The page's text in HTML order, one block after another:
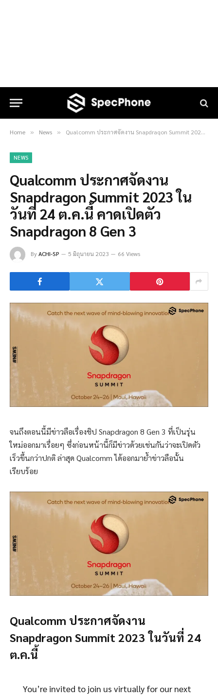
Home » News » Qualcomm ประกาศจัดงาน Snapdragon Summit 2023 ในวันที่ 24 ต.ค.นี้ คาดเปิดตัว Snapdragon 8 Gen 3
NEWS
Qualcomm ประกาศจัดงาน
Snapdragon Summit 2023 ใน
วันที่ 24 ต.ค.นี้ คาดเปิดตัว
Snapdragon 8 Gen 3
ByACHI-SP 5 มิถุนายน 2023 66 Views
จนถึงตอนนี้มีข่าวลือเรื่องชิป Snapdragon 8 Gen 3 ที่เป็นรุ่น
ใหม่ออกมาเรื่อยๆ ซึ่งก่อนหน้านี้ก็มีข่าวด้วยเช่นกันว่าจะเปิดตัว
เร็วขึ้นกว่าปกติ ล่าสุด Qualcomm ได้ออกมาย้ำข่าวลือนั้น
เรียบร้อย
Qualcomm ประกาศจัดงาน
Snapdragon Summit 2023 ในวันที่ 24
ต.ค.นี้
You’re invited to join us virtually for our next